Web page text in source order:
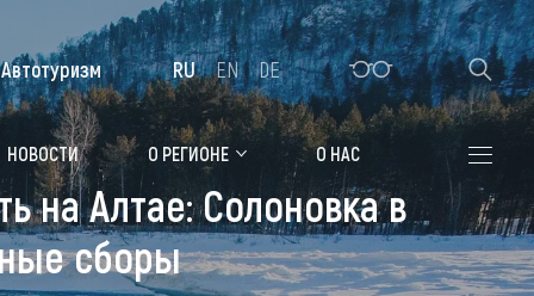
Алтайская зимовка
Где остановиться
НОВОСТИ О РЕГИОНЕ О НАС
Автотуризм RU EN DE
на Алтае: Солоновка в
сборы